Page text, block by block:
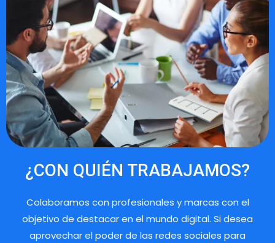
¿CON QUIÉN TRABAJAMOS?
Colaboramos con profesionales y marcas con el
objetivo de destacar en el mundo digital. Si desea
aprovechar el poder de las redes sociales para